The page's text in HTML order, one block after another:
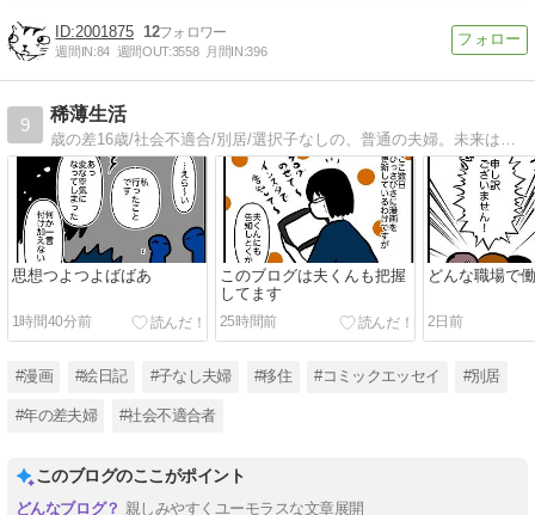
2001875 12
週間IN:84 週間OUT:3558 月間IN:396
9
稀薄生活
思想つよつよばばあ
1時間40分前
このブログは夫くんも把握
してます
25時間前
どんな職場で
2日前
#漫画 #絵日記 #子なし夫婦 #移住 #コミックエッセイ #別居
#年の差夫婦 #社会不適合者
このブログのここがポイント
親しみやすくユーモラスな文章展開